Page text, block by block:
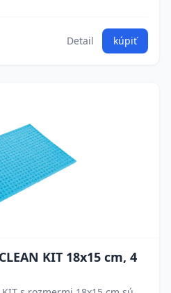
Detail kúpiť
KIT 18x15 cm, 4